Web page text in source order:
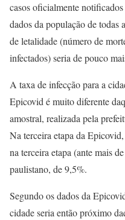
casos oficialmente
dados da população de todas
de letalidade (número de
infectados) seria de pouco
A taxa de infecção para a
Epicovid é muito diferente
amostral, realizada pela
Na terceira etapa da
na terceira etapa (ante mais
paulistano, de 9,5%.
Segundo os dados da
cidade seria então próximo